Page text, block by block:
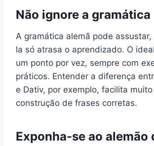
Não ignore a gramática
A gramática alemã pode
la só atrasa o aprendizado. O
um ponto por vez, sempre com
práticos. Entender a diferença
e Dativ, por exemplo, facilita muito
construção de frases corretas.
Exponha-se ao alemão